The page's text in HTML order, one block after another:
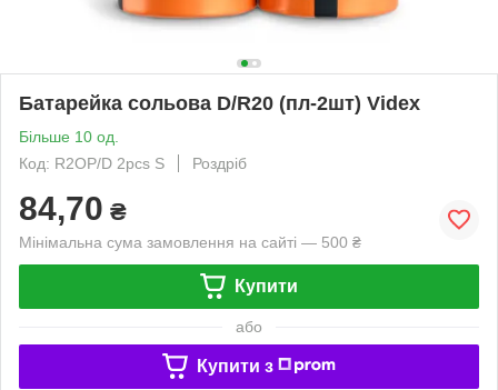
Батарейка сольова D/R20 (пл-2шт) Videx
Більше 10 од.
Код: R2OP/D 2pcs S
Роздріб
84,70 ₴
Мінімальна сума замовлення на сайті — 500 ₴
Купити
або
Купити з